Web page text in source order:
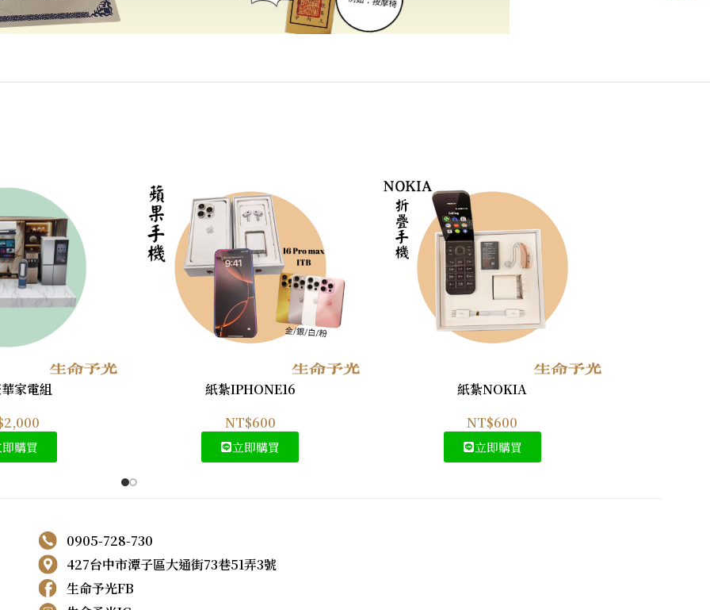
家電組
2,000
購買
紙紮IPHONE16
NT$600
立即購買
紙紮NOKIA
NT$600
立即購買
0905-728-730
427台中市潭子區大通街73巷51弄3號
生命予光FB